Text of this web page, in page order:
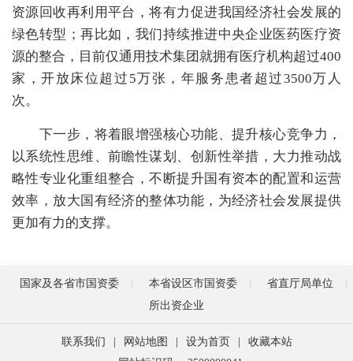
资源回收再利用平台，将有力促进我国经济社会发展的
绿色转型；再比如，我们持续推进中央企业医药医疗资
源的整合，目前仅通用技术集团就拥有医疗机构超过400
家，开放床位超过5万张，年服务患者超过3500万人
次。
下一步，将着眼增强核心功能、提升核心竞争力，
以系统性思维、前瞻性谋划、创新性举措，大力推动战
略性专业化重组整合，不断提升国有资本的配置和运营
效率，放大国有经济的整体功能，为经济社会发展提供
更加有力的支撑。
国家及各省市国资委 本省设区市国资委
省直厅局单位
所出资企业
联系我们 网站地图 设为首页
收藏本站